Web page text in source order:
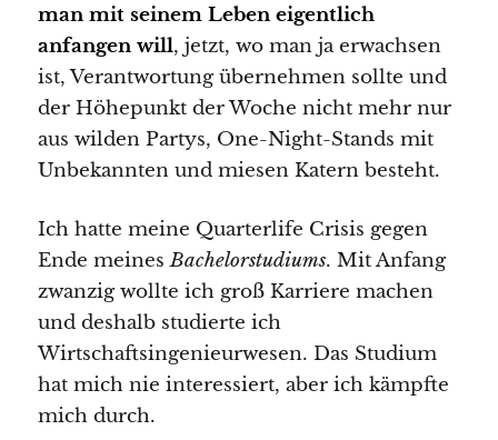
man mit seinem Leben eigentlich
anfangen will, jetzt, wo man ja erwachsen
ist, Verantwortung übernehmen sollte und
der Höhepunkt der Woche nicht mehr nur
aus wilden Partys, One-Night-Stands mit
Unbekannten und miesen Katern besteht.
Ich hatte meine Quarterlife Crisis gegen
Ende meinesBachelorstudiums. Mit Anfang
zwanzig wollte ich groß Karriere machen
und deshalb studierte ich
Wirtschaftsingenieurwesen. Das Studium
hat mich nie interessiert, aber ich kämpfte
mich durch.